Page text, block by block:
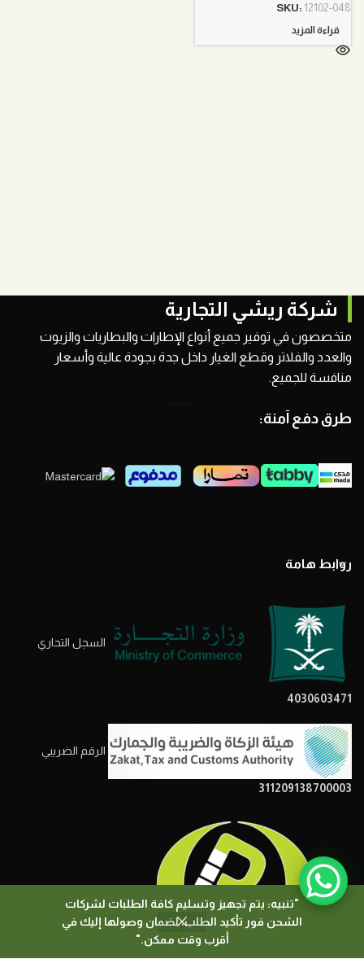
"تنبيه: يتم تجهيز وتسليم كافة الطلبات لشركات
الشحن فور تأكيد الطلب، لضمان وصولها إليك في
أقرب وقت ممكن."
هو:
SKU: 12102-048
قراءة المزيد
شركة ريشي التجارية
متخصصون في توفير جميع أنواع الإطارات والبطاريات والزيوت
والعدد والفلاتر وقطع الغيار داخل جدة بجودة عالية وأسعار
منافسة للجميع.
طرق دفع آمنة:
روابط هامة
السجل التحاري
4030603471
الرقم الضريبي
311209138700003